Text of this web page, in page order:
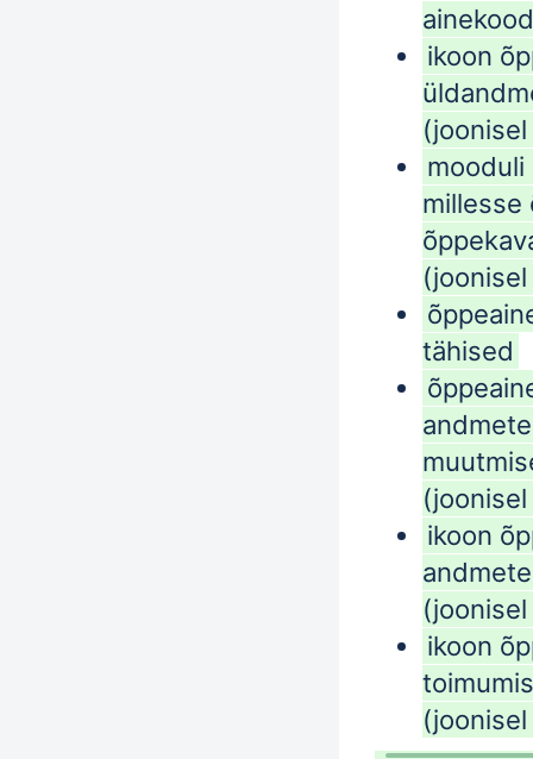
ikoon
(joonisel
mooduli
millesse
tähised
ikoon
ikoon